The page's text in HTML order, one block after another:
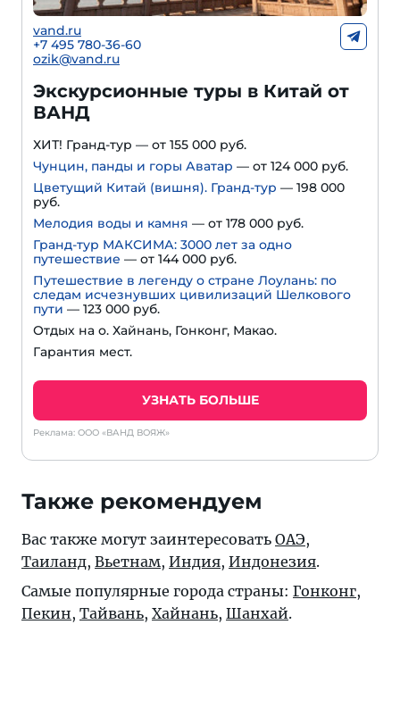
vand.ru
+7 495 780-36-60
ozik@vand.ru
Экскурсионные туры в Китай от
ВАНД
ХИТ! Гранд-тур — от 155 000 руб.
Чунцин, панды и горы Аватар — от 124 000 руб.
Цветущий Китай (вишня). Гранд-тур — 198 000
руб.
Мелодия воды и камня — от 178 000 руб.
Гранд-тур МАКСИМА: 3000 лет за одно
путешествие — от 144 000 руб.
Путешествие в легенду о стране Лоулань: по
следам исчезнувших цивилизаций Шелкового
пути — 123 000 руб.
Отдых на о. Хайнань, Гонконг, Макао.
Гарантия мест.
УЗНАТЬ БОЛЬШЕ
Реклама: ООО «ВАНД ВОЯЖ»
Также рекомендуем
Вас также могут заинтересовать ОАЭ,
Таиланд, Вьетнам, Индия, Индонезия.
Самые популярные города страны: Гонконг,
Пекин, Тайвань, Хайнань, Шанхай.